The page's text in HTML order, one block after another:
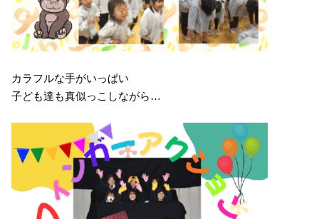
カラフルな手がいっぱい
子ども達も真似っこしながら…